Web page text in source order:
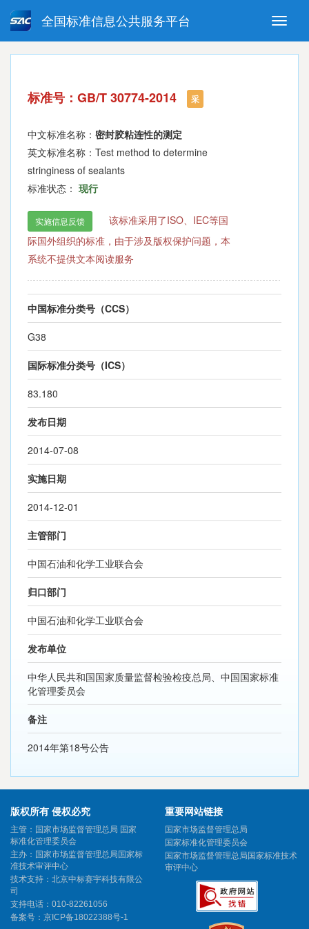
Toggle
全国标准信息公共服务平台
强制性国家标准 推荐性国家标准
指导性技术文件 (National standards in foreign
language version)
标准号：GB/T 30774-2014 采
中文标准名称： 密封胶粘连性的测定
英文标准名称：Test method to determine
stringiness of sealants
标准状态： 现行
实施信息反馈
该标准采用了ISO、IEC等国
际国外组织的标准，由于涉及版权保护问题，本
系统不提供文本阅读服务
中国标准分类号（CCS）
G38
国际标准分类号（ICS）
83.180
发布日期
2014-07-08
实施日期
2014-12-01
主管部门
中国石油和化学工业联合会
归口部门
中国石油和化学工业联合会
发布单位
中华人民共和国国家质量监督检验检疫总局、中国国家标准
化管理委员会
备注
2014年第18号公告
版权所有 侵权必究
主管：国家市场监督管理总局 国家
标准化管理委员会
主办：国家市场监督管理总局国家标
准技术审评中心
技术支持：北京中标赛宇科技有限公
司
支持电话：010-82261056
备案号： 京ICP备18022388号-1
重要网站链接
国家市场监督管理总局
国家标准化管理委员会
国家市场监督管理总局国家标准技术
审评中心